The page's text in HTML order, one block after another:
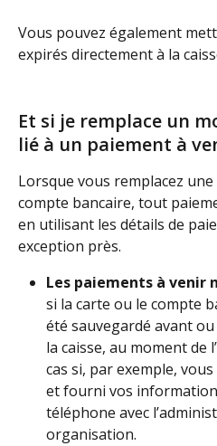
Vous pouvez également
expirés directement à la
Et si je remplace un
lié à un paiement à
Lorsque vous remplacez
compte bancaire, tout
en utilisant les détails de
exception près.
Les paiements à venir
si la carte ou le compte
été sauvegardé avant
la caisse, au moment de
cas si, par exemple,
et fourni vos
téléphone avec
organisation.